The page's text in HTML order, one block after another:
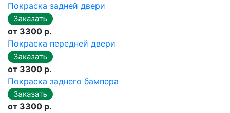
Покраска задней двери
от 3300 р.
Покраска передней двери
от 3300 р.
Покраска заднего бампера
от 3300 р.